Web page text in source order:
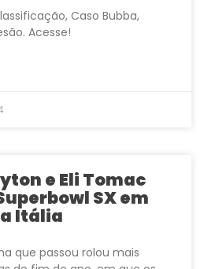
Caso Bubba,
Acesse!
e Eli Tomac
SX em
Itália
que passou rolou mais